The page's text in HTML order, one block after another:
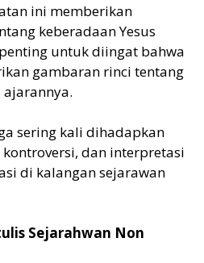
ini memberikan
keberadaan Yesus
untuk diingat bahwa
gambaran rinci tentang
ajarannya.
sering kali dihadapkan
dan interpretasi
di kalangan sejarawan
Sejarahwan Non